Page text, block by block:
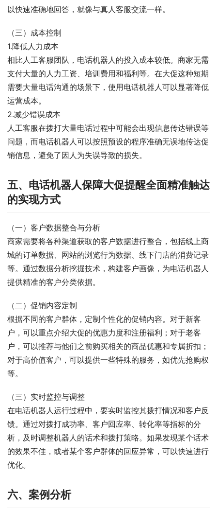
以快速准确地回答，就像与真人客服交流一样。
（三）成本控制
1.降低人力成本
相比人工客服团队，电话机器人的投入成本较低。商家无需
支付大量的人力工资、培训费用和福利等。在大促这种短期
需要大量电话沟通的场景下，使用电话机器人可以显著降低
运营成本。
2.减少错误成本
人工客服在拨打大量电话过程中可能会出现信息传达错误等
问题，而电话机器人可以按照预设的程序准确无误地传达促
销信息，避免了因人为失误导致的损失。
五、电话机器人保障大促提醒全面精准触达
的实现方式
（一）客户数据整合与分析
商家需要将各种渠道获取的客户数据进行整合，包括线上商
城的订单数据、网站的浏览行为数据、线下门店的消费记录
等。通过数据分析挖掘技术，构建客户画像，为电话机器人
提供精准的客户分类依据。
（二）促销内容定制
根据不同的客户群体，定制个性化的促销内容。对于新客
户，可以重点介绍大促的优惠力度和注册福利；对于老客
户，可以推荐与他们之前购买相关的商品优惠和专属折扣；
对于高价值客户，可以提供一些特殊的服务，如优先抢购权
等。
（三）实时监控与调整
在电话机器人运行过程中，要实时监控其拨打情况和客户反
馈。通过对拨打成功率、客户回应率、转化率等指标的分
析，及时调整机器人的话术和拨打策略。如果发现某个话术
的效果不佳，或者某个客户群体的回应异常，可以快速进行
优化。
六、案例分析